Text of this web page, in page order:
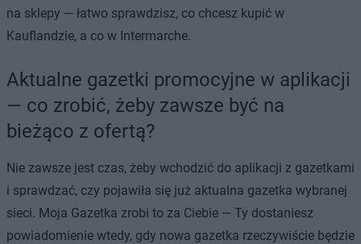
na sklepy — łatwo sprawdzisz, co chcesz kupić w
Kauflandzie, a co w Intermarche.
Aktualne gazetki promocyjne w aplikacji
— co zrobić, żeby zawsze być na
bieżąco z ofertą?
Nie zawsze jest czas, żeby wchodzić do aplikacji z gazetkami
i sprawdzać, czy pojawiła się już aktualna gazetka wybranej
sieci. Moja Gazetka zrobi to za Ciebie — Ty dostaniesz
powiadomienie wtedy, gdy nowa gazetka rzeczywiście będzie